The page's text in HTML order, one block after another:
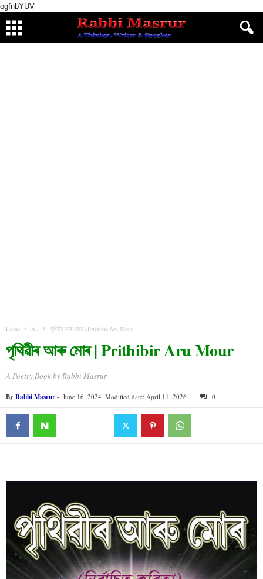
ogfnbYUV
Home All পৃথিৱীৰ আৰু মোৰ | Prithibir Aru Mour
পৃথিৱীৰ আৰু মোৰ | Prithibir Aru Mour
A Poetry Book by Rabbi Masrur
By Rabbi Masrur- June 16, 2024 Modified date: April 11, 2026 0